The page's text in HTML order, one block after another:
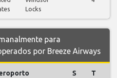
Locks
para
por Breeze Airways
S T